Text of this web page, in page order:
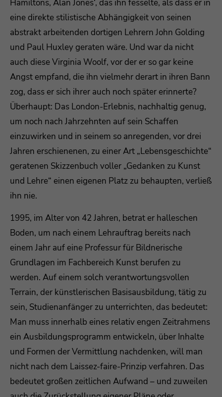
Hamiltons, Alan Jones‘, das ihn fesselte, als dass er in
eine direkte stilistische Abhängigkeit von seinen
abstrakt arbeitenden dortigen Lehrern John Golding
und Paul Huxley geraten wäre. Und war da nicht
auch diese Virginia Woolf, vor der er so gar keine
Angst empfand, die ihn vielmehr derart in ihren Bann
zog, dass er sich ihrer auch noch später erinnerte?
Überhaupt: Das London-Erlebnis, nachhaltig genug,
um noch nach Jahrzehnten auf sein Schaffen
einzuwirken und in seinem so anregenden, vor drei
Jahren erschienenen, zu einer Art „Lebensgeschichte“
geratenen Skizzenbuch voller „Gedanken zu Kunst
und Lehre“ einen eigenen Platz zu behaupten, verließ
ihn nie.
1995, im Alter von 42 Jahren, betrat er halleschen
Boden, um nach einem Lehrauftrag bereits nach
einem Jahr auf eine Professur für Bildnerische
Grundlagen im Fachbereich Kunst berufen zu
werden. Auf einem solch verantwortungsvollen
Terrain, der künstlerischen Basisausbildung, tätig zu
sein, Studienanfänger zu unterrichten, das bedeutet:
Man muss innerhalb eines relativ engen Zeitrahmens
ein Ausbildungsprogramm entwickeln, über Inhalte
und Formen der Vermittlung nachdenken, will man
nicht nach dem Laissez-faire-Prinzip verfahren. Das
bedeutet großen zeitlichen Aufwand – und zuweilen